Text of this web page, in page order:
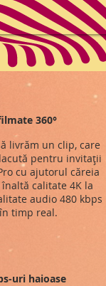
360°
livrăm un clip, care
pentru invitații
cu ajutorul căreia
calitate 4K la
audio 480 kbps
timp real.
uri haioase